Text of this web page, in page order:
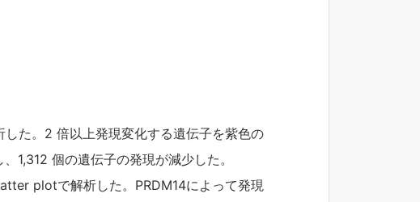
た。2 倍以上発現変化する遺伝子を紫色の
1,312 個の遺伝子の発現が減少した。
plotで解析した。PRDM14によって発現